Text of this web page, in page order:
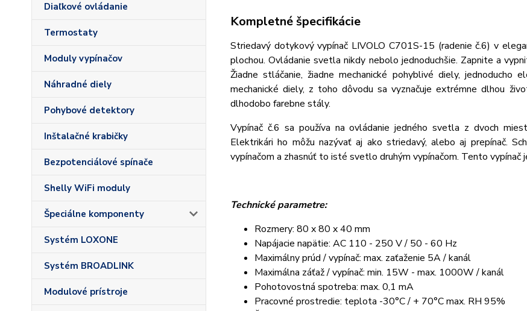
Diaľkové ovládanie
Termostaty
Moduly vypínačov
Náhradné diely
Pohybové detektory
Inštalačné krabičky
Bezpotenciálové spínače
Shelly WiFi moduly
Špeciálne komponenty
Systém LOXONE
Systém BROADLINK
Modulové prístroje
Kompletné špecifikácie
Striedavý dotykový vypínač LIVOLO C701S-15 (radenie č.6) v
plochou. Ovládanie svetla nikdy nebolo jednoduchšie. Zapnite a
Žiadne stláčanie, žiadne mechanické pohyblivé diely, jednoducho
mechanické diely, z toho dôvodu sa vyznačuje extrémne dlhou
dlhodobo farebne stály.
Vypínač č.6 sa používa na ovládanie jedného svetla z dvoch
Elektrikári ho môžu nazývať aj ako striedavý, alebo aj prepínač.
vypínačom a zhasnúť to isté svetlo druhým vypínačom. Tento vypínač
Technické parametre:
Rozmery: 80 x 80 x 40 mm
Napájacie napätie: AC 110 - 250 V / 50 - 60 Hz
Maximálny prúd / vypínač: max. zaťaženie 5A / kanál
Maximálna záťaž / vypínač: min. 15W - max. 1000W / kanál
Pohotovostná spotreba: max. 0,1 mA
Pracovné prostredie: teplota -30°C / + 70°C max. RH 95%